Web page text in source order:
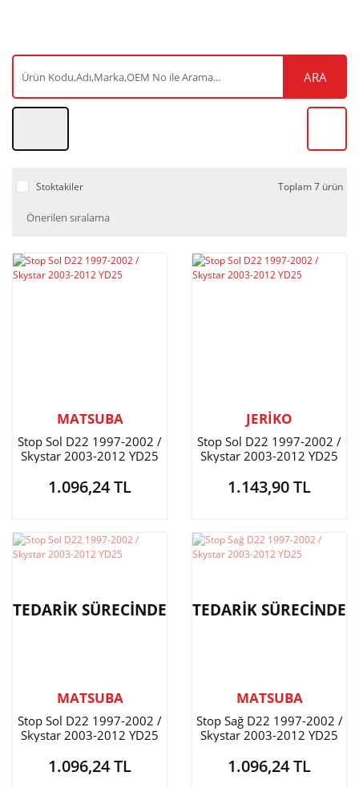
ARA
Stoktakiler Toplam 7 ürün
MATSUBA
Stop Sol D22 1997-2002 /
Skystar 2003-2012 YD25
1.096,24 TL
JERİKO
Stop Sol D22 1997-2002 /
Skystar 2003-2012 YD25
1.143,90 TL
TEDARİK SÜRECİNDE
MATSUBA
Stop Sol D22 1997-2002 /
Skystar 2003-2012 YD25
1.096,24 TL
TEDARİK SÜRECİNDE
MATSUBA
Stop Sağ D22 1997-2002 /
Skystar 2003-2012 YD25
1.096,24 TL